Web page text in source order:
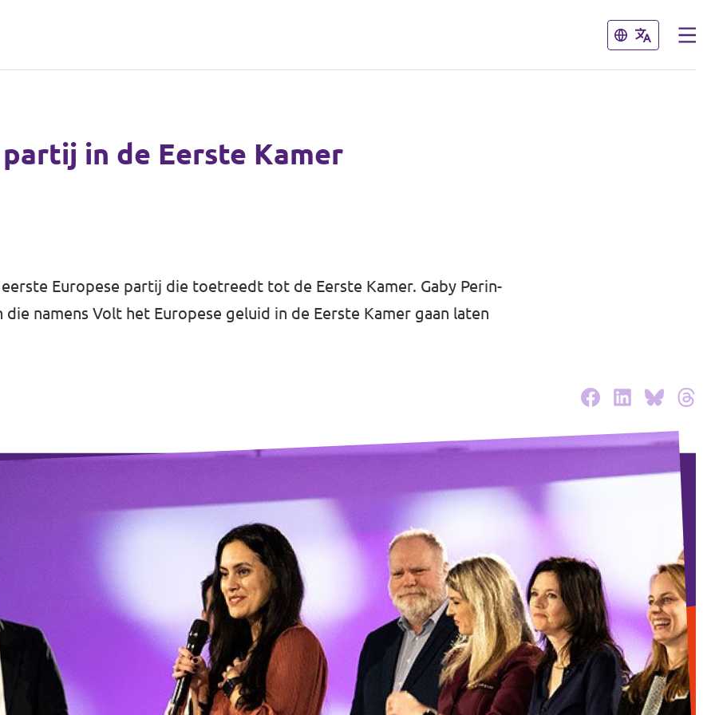
Sluiten
Sluiten
in de Eerste Kamer
Europese partij die toetreedt tot de Eerste Kamer. Gaby Perin-
namens Volt het Europese geluid in de Eerste Kamer gaan laten